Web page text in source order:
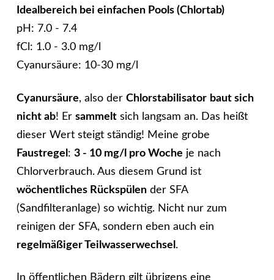
Idealbereich bei einfachen Pools (Chlortab)
pH: 7.0 - 7.4
fCl: 1.0 - 3.0 mg/l
Cyanursäure: 10-30 mg/l
Cyanursäure, also der Chlorstabilisator baut sich
nicht ab! Er sammeltsich langsam an. Das heißt
dieser Wert steigt ständig! Meine grobe
Faustregel : 3 - 10 mg/l pro Woche je nach
Chlorverbrauch. Aus diesem Grund ist
wöchentliches Rückspülender SFA
(Sandfilteranlage) so wichtig. Nicht nur zum
reinigen der SFA, sondern eben auch ein
regelmäßiger Teilwasserwechsel .
In öffentlichen Bädern gilt übrigens eine